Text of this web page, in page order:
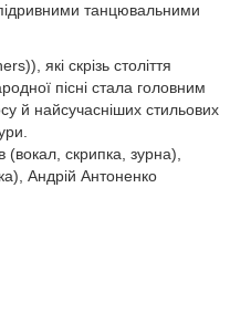
танцювальними
які скрізь століття
пісні стала головним
й найсучасніших стильових
скрипка, зурна),
Андрій Антоненко